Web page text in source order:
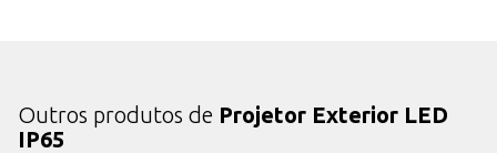
Outros produtos de Projetor Exterior LED
IP65